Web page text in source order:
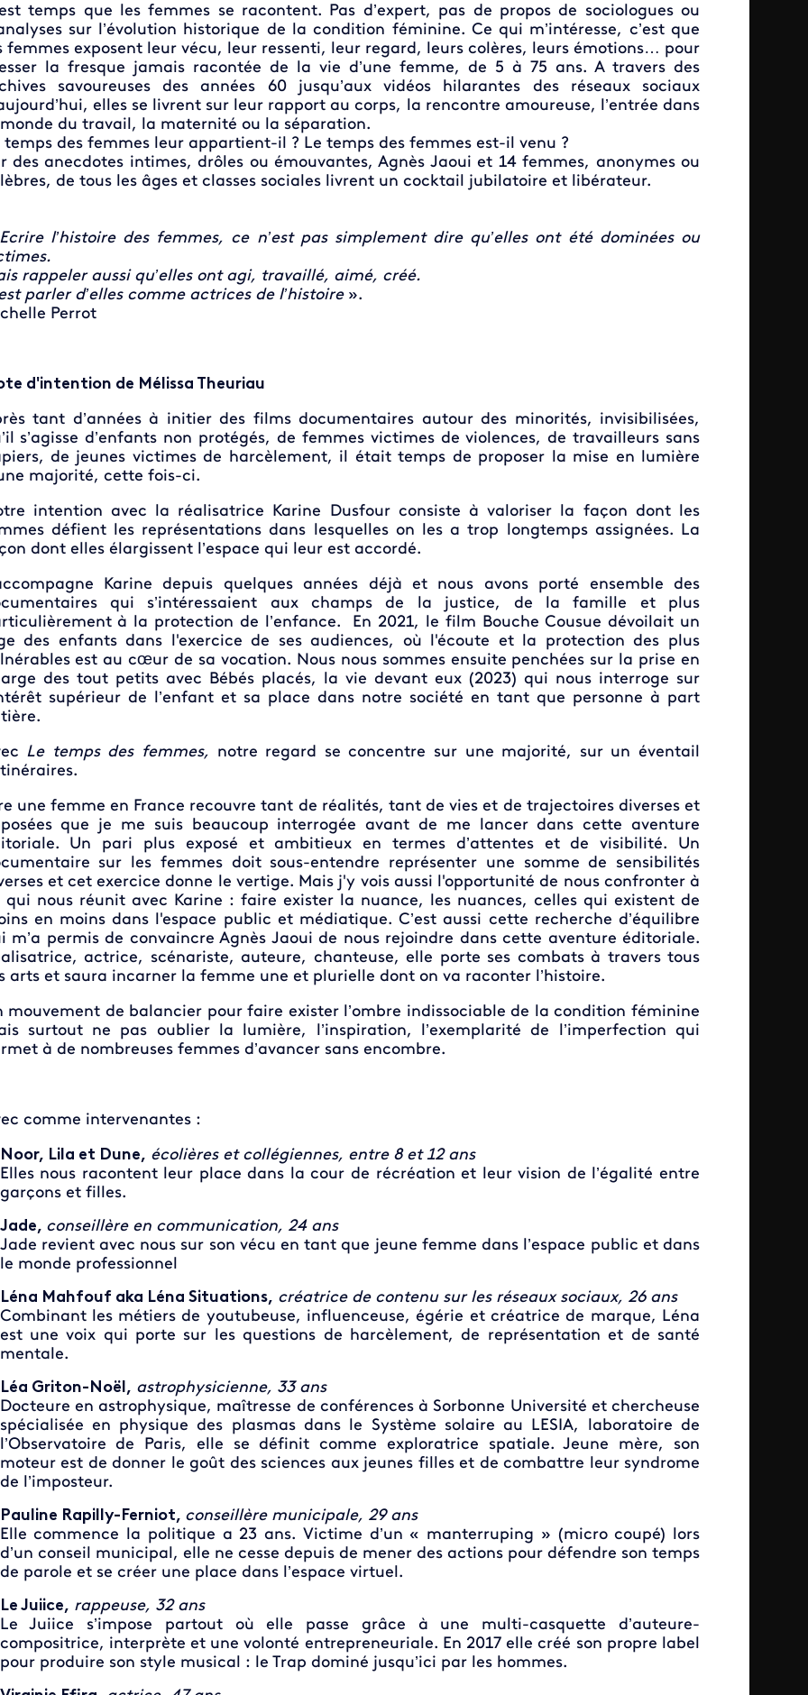
temps que les femmes se racontent. Pas d’expert, pas de propos de sociologues ou
sur l’évolution historique de la condition féminine. Ce qui m’intéresse, c’est que
femmes exposent leur vécu, leur ressenti, leur regard, leurs colères, leurs émotions… pour
la fresque jamais racontée de la vie d’une femme, de 5 à 75 ans. A travers des
savoureuses des années 60 jusqu’aux vidéos hilarantes des réseaux sociaux
elles se livrent sur leur rapport au corps, la rencontre amoureuse, l’entrée dans
du travail, la maternité ou la séparation.
temps des femmes leur appartient-il ? Le temps des femmes est-il venu ?
des anecdotes intimes, drôles ou émouvantes, Agnès Jaoui et 14 femmes, anonymes ou
de tous les âges et classes sociales livrent un cocktail jubilatoire et libérateur.
Ecrire l’histoire des femmes, ce n’est pas simplement dire qu’elles ont été dominées ou
rappeler aussi qu’elles ont agi, travaillé, aimé, créé.
parler d’elles comme actrices de l’histoire».
Perrot
d'intention de Mélissa Theuriau
tant d’années à initier des films documentaires autour des minorités, invisibilisées,
s’agisse d’enfants non protégés, de femmes victimes de violences, de travailleurs sans
de jeunes victimes de harcèlement, il était temps de proposer la mise en lumière
majorité, cette fois-ci.
intention avec la réalisatrice Karine Dusfour consiste à valoriser la façon dont les
défient les représentations dans lesquelles on les a trop longtemps assignées. La
dont elles élargissent l’espace qui leur est accordé.
Karine depuis quelques années déjà et nous avons porté ensemble des
qui s’intéressaient aux champs de la justice, de la famille et plus
à la protection de l’enfance. En 2021, le film Bouche Cousue dévoilait un
des enfants dans l'exercice de ses audiences, où l'écoute et la protection des plus
est au cœur de sa vocation. Nous nous sommes ensuite penchées sur la prise en
des tout petits avec Bébés placés, la vie devant eux (2023) qui nous interroge sur
supérieur de l’enfant et sa place dans notre société en tant que personne à part
Le temps des femmes, notre regard se concentre sur une majorité, sur un éventail
une femme en France recouvre tant de réalités, tant de vies et de trajectoires diverses et
que je me suis beaucoup interrogée avant de me lancer dans cette aventure
Un pari plus exposé et ambitieux en termes d’attentes et de visibilité. Un
sur les femmes doit sous-entendre représenter une somme de sensibilités
et cet exercice donne le vertige. Mais j'y vois aussi l'opportunité de nous confronter à
qui nous réunit avec Karine : faire exister la nuance, les nuances, celles qui existent de
en moins dans l'espace public et médiatique. C’est aussi cette recherche d’équilibre
m’a permis de convaincre Agnès Jaoui de nous rejoindre dans cette aventure éditoriale.
actrice, scénariste, auteure, chanteuse, elle porte ses combats à travers tous
arts et saura incarner la femme une et plurielle dont on va raconter l’histoire.
mouvement de balancier pour faire exister l’ombre indissociable de la condition féminine
surtout ne pas oublier la lumière, l’inspiration, l’exemplarité de l’imperfection qui
à de nombreuses femmes d’avancer sans encombre.
comme intervenantes :
Noor, Lila et Dune, écolières et collégiennes, entre 8 et 12 ans
Elles nous racontent leur place dans la cour de récréation et leur vision de l’égalité entre
garçons et filles.
Jade, conseillère en communication, 24 ans
Jade revient avec nous sur son vécu en tant que jeune femme dans l’espace public et dans
le monde professionnel
Léna Mahfouf aka Léna Situations, créatrice de contenu sur les réseaux sociaux, 26 ans
Combinant les métiers de youtubeuse, influenceuse, égérie et créatrice de marque, Léna
est une voix qui porte sur les questions de harcèlement, de représentation et de santé
mentale.
Léa Griton-Noël, astrophysicienne, 33 ans
Docteure en astrophysique, maîtresse de conférences à Sorbonne Université et chercheuse
spécialisée en physique des plasmas dans le Système solaire au LESIA, laboratoire de
l’Observatoire de Paris, elle se définit comme exploratrice spatiale. Jeune mère, son
moteur est de donner le goût des sciences aux jeunes filles et de combattre leur syndrome
de l’imposteur.
Pauline Rapilly-Ferniot, conseillère municipale, 29 ans
Elle commence la politique a 23 ans. Victime d’un « manterruping » (micro coupé) lors
d’un conseil municipal, elle ne cesse depuis de mener des actions pour défendre son temps
de parole et se créer une place dans l’espace virtuel.
Le Juiice, rappeuse, 32 ans
Le Juiice s’impose partout où elle passe grâce à une multi-casquette d’auteure-
compositrice, interprète et une volonté entrepreneuriale. En 2017 elle créé son propre label
pour produire son style musical : le Trap dominé jusqu’ici par les hommes.